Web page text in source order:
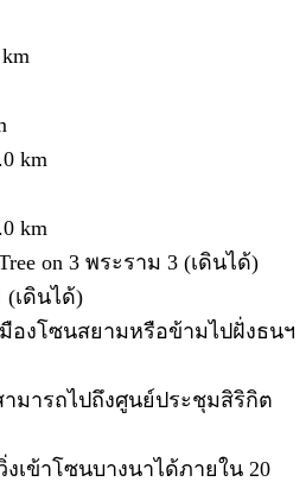
km
km
on 3 พระราม 3 (เดินได้)
(เดินได้)
มืองโซนสยามหรือข้ามไปฝั่งธนฯ
มารถไปถึงศูนย์ประชุมสิริกิต
เข้าโซนบางนาได้ภายใน 20